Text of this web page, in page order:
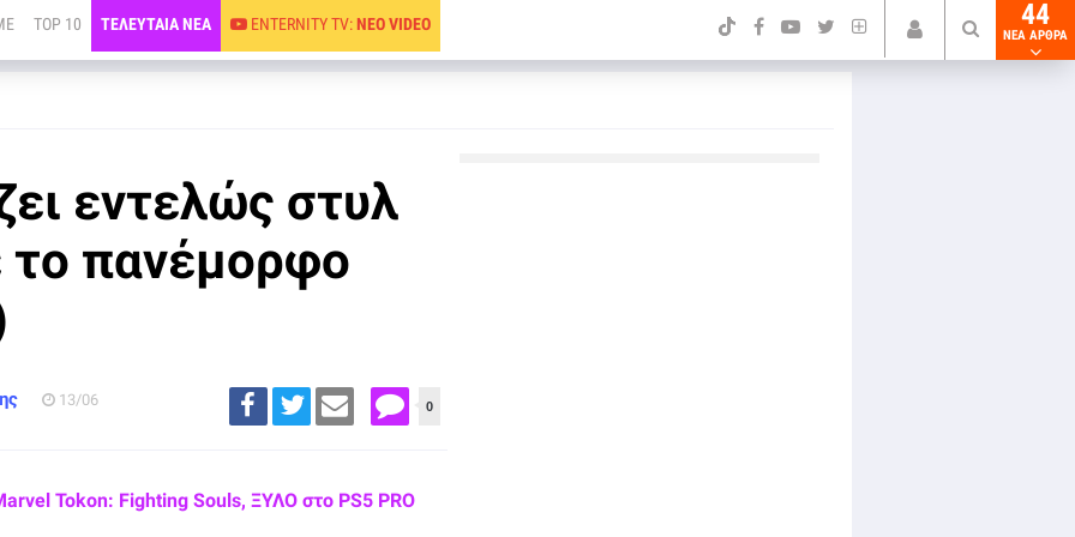
TOP 10 ΤΕΛΕΥΤΑΙΑ ΝΕΑ ENTERNITY TV:ΝΕΟ VIDEO 44
NEA ΑΡΘΡΑ
εντελώς στυλ
πανέμορφο
13/06 0
Tokon: Fighting Souls, ΞΥΛΟ στο PS5 PRO